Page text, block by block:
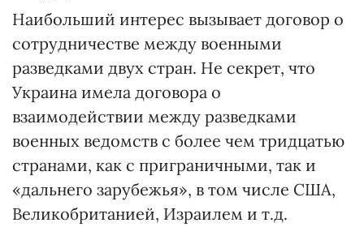
Наибольший интерес вызывает договор о
сотрудничестве между военными
разведками двух стран. Не секрет, что
Украина имела договора о
взаимодействии между разведками
военных ведомств с более чем тридцатью
странами, как с приграничными, так и
«дальнего зарубежья», в том числе США,
Великобританией, Израилем и т.д.